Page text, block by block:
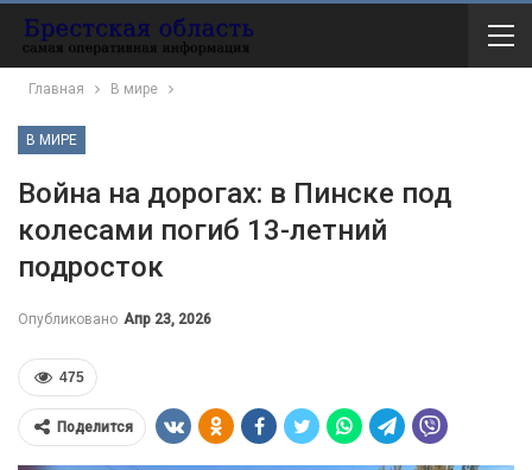
Главная В мире
В МИРЕ
Война на дорогах: в Пинске под
колесами погиб 13-летний
подросток
Опубликовано Апр 23, 2026
475
Поделится